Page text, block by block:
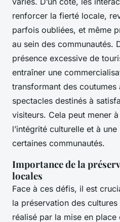
renforcer la fierté locale,
parfois oubliées, et même
au sein des communautés.
présence excessive de
entraîner une
transformant des coutumes
spectacles destinés à
visiteurs. Cela peut mener
l’intégrité culturelle et à
certaines communautés.
Importance de la
locales
Face à ces défis, il est
la préservation des
réalisé par la mise en place